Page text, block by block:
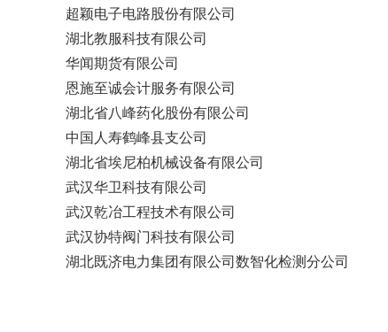
超颖电子电路股份有限公司
湖北教服科技有限公司
华闻期货有限公司
恩施至诚会计服务有限公司
湖北省八峰药化股份有限公司
中国人寿鹤峰县支公司
湖北省埃尼柏机械设备有限公司
武汉华卫科技有限公司
武汉乾冶工程技术有限公司
武汉协特阀门科技有限公司
湖北既济电力集团有限公司数智化检测分公司